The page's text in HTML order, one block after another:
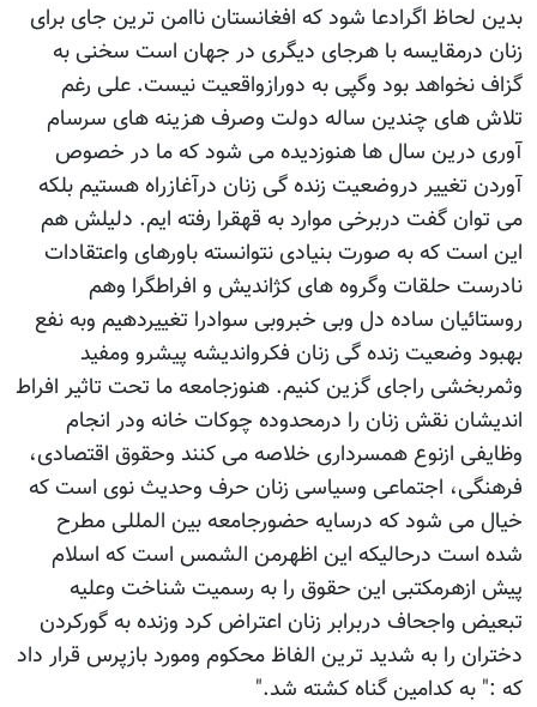
بدین لحاظ اگرادعا شود که افغانستان ناامن ترین جای برای
زنان درمقایسه با هرجای دیگری در جهان است سخنی به
گزاف نخواهد بود وگپی به دورازواقعیت نیست. علی رغم
تلاش های چندین ساله دولت وصرف هزینه های سرسام
آوری درین سال ها هنوزدیده می شود که ما در خصوص
آوردن تغییر دروضعیت زنده گی زنان درآغازراه هستیم بلکه
می توان گفت دربرخی موارد به قهقرا رفته ایم. دلیلش هم
این است که به صورت بنیادی نتوانسته باورهای واعتقادات
نادرست حلقات وگروه های کژاندیش و افراطگرا وهم
روستائیان ساده دل وبی خبروبی سوادرا تغییردهیم وبه نفع
بهبود وضعیت زنده گی زنان فکرواندیشه پیشرو ومفید
وثمربخشی راجای گزین کنیم. هنوزجامعه ما تحت تاثیر افراط
اندیشان نقش زنان را درمحدوده چوکات خانه ودر انجام
وظایفی ازنوع همسرداری خلاصه می کنند وحقوق اقتصادی،
فرهنگی، اجتماعی وسیاسی زنان حرف وحدیث نوی است که
خیال می شود که درسایه حضورجامعه بین المللی مطرح
شده است درحالیکه این اظهرمن الشمس است که اسلام
پیش ازهرمکتبی این حقوق را به رسمیت شناخت وعلیه
تبعیض واجحاف دربرابر زنان اعتراض کرد وزنده به گورکردن
دختران را به شدید ترین الفاظ محکوم ومورد بازپرس قرار داد
که :" به کدامین گناه کشته شد."